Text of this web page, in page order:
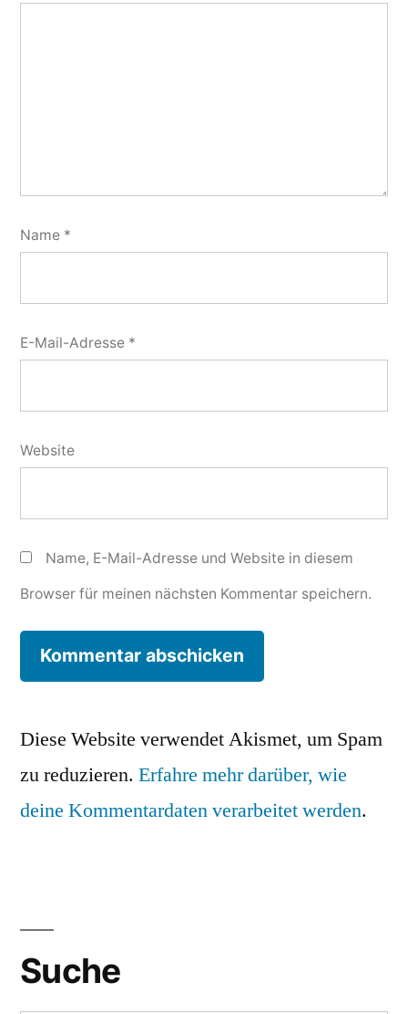
Name *
E-Mail-Adresse *
Website
Name, E-Mail-Adresse und Website in diesem
Browser für meinen nächsten Kommentar speichern.
Diese Website verwendet Akismet, um Spam
zu reduzieren. Erfahre mehr darüber, wie
deine Kommentardaten verarbeitet werden.
Suche